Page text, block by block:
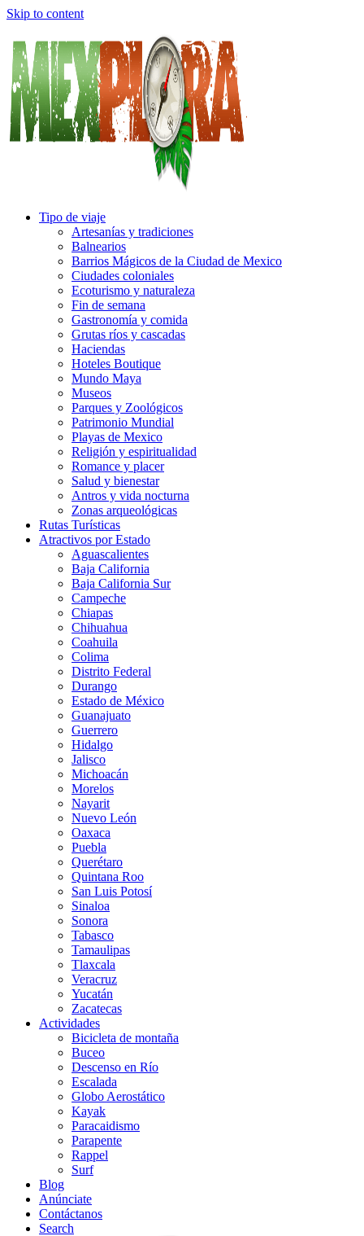
Skip to content
Tipo de viaje
Artesanías y tradiciones
Balnearios
Barrios Mágicos de la Ciudad de Mexico
Ciudades coloniales
Ecoturismo y naturaleza
Fin de semana
Gastronomía y comida
Grutas ríos y cascadas
Haciendas
Hoteles Boutique
Mundo Maya
Museos
Parques y Zoológicos
Patrimonio Mundial
Playas de Mexico
Religión y espiritualidad
Romance y placer
Salud y bienestar
Antros y vida nocturna
Zonas arqueológicas
Rutas Turísticas
Atractivos por Estado
Aguascalientes
Baja California
Baja California Sur
Campeche
Chiapas
Chihuahua
Coahuila
Colima
Distrito Federal
Durango
Estado de México
Guanajuato
Guerrero
Hidalgo
Jalisco
Michoacán
Morelos
Nayarit
Nuevo León
Oaxaca
Puebla
Querétaro
Quintana Roo
San Luis Potosí
Sinaloa
Sonora
Tabasco
Tamaulipas
Tlaxcala
Veracruz
Yucatán
Zacatecas
Actividades
Bicicleta de montaña
Buceo
Descenso en Río
Escalada
Globo Aerostático
Kayak
Paracaidismo
Parapente
Rappel
Surf
Blog
Anúnciate
Contáctanos
Search